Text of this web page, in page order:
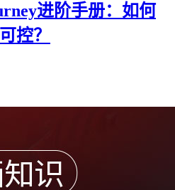
进阶手册：如何
控？